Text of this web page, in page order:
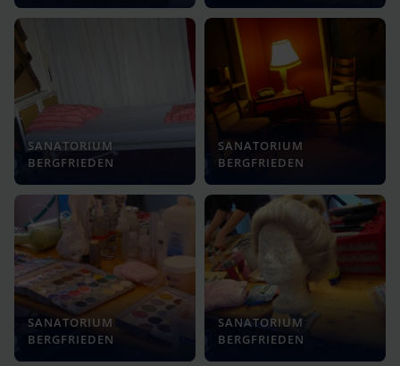
SANATORIUM
BERGFRIEDEN
SANATORIUM
BERGFRIEDEN
SANATORIUM
BERGFRIEDEN
SANATORIUM
BERGFRIEDEN